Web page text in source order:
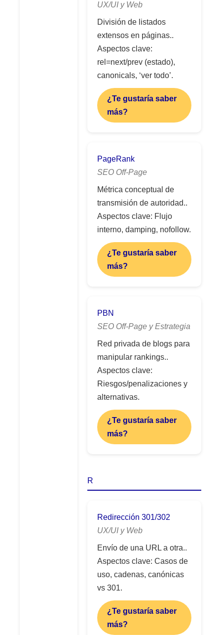
UX/UI y Web
División de listados
extensos en páginas..
Aspectos clave:
rel=next/prev (estado),
canonicals, ‘ver todo’.
¿Te gustaría saber
más?
PageRank
SEO Off-Page
Métrica conceptual de
transmisión de autoridad..
Aspectos clave: Flujo
interno, damping, nofollow.
¿Te gustaría saber
más?
PBN
SEO Off-Page y Estrategia
Red privada de blogs para
manipular rankings..
Aspectos clave:
Riesgos/penalizaciones y
alternativas.
¿Te gustaría saber
más?
R
Redirección 301/302
UX/UI y Web
Envío de una URL a otra..
Aspectos clave: Casos de
uso, cadenas, canónicas
vs 301.
¿Te gustaría saber
más?